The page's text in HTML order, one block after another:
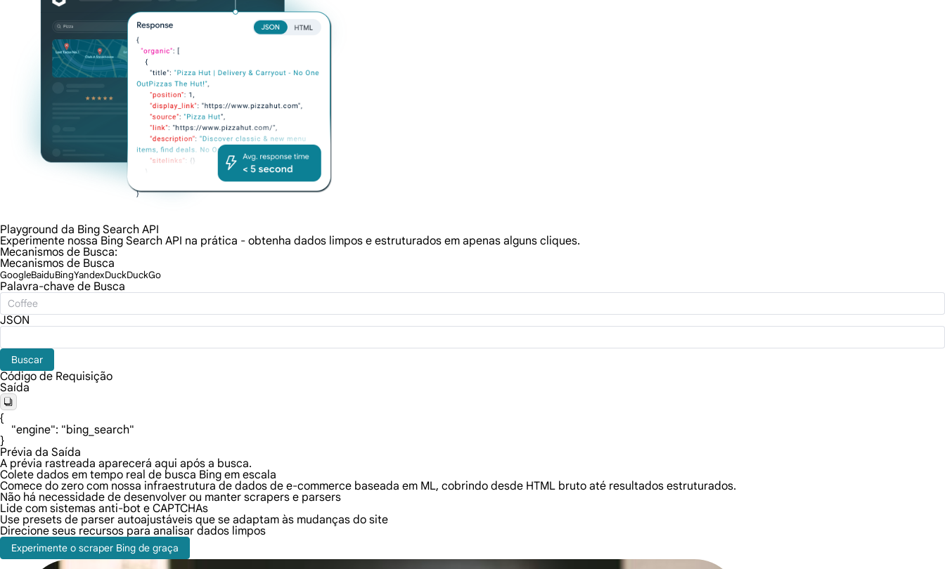
Playground da Bing Search API
Experimente nossa Bing Search API na prática - obtenha dados limpos e estruturados em apenas alguns cliques.
Mecanismos de Busca:
Mecanismos de Busca
GoogleBaiduBingYandexDuckDuckGo
Palavra-chave de Busca
JSON
Buscar
Código de Requisição
Saída
{
    "engine": "bing_search"
}
Prévia da Saída
A prévia rastreada aparecerá aqui após a busca.
Colete dados em tempo real de busca Bing em escala
Comece do zero com nossa infraestrutura de dados de e-commerce baseada em ML, cobrindo desde HTML bruto até resultados estruturados.
Não há necessidade de desenvolver ou manter scrapers e parsers
Lide com sistemas anti-bot e CAPTCHAs
Use presets de parser autoajustáveis que se adaptam às mudanças do site
Direcione seus recursos para analisar dados limpos
Experimente o scraper Bing de graça